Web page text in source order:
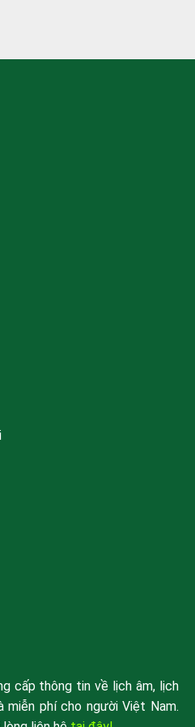
cấp thông tin về lịch âm, lịch
miễn phí cho người Việt Nam.